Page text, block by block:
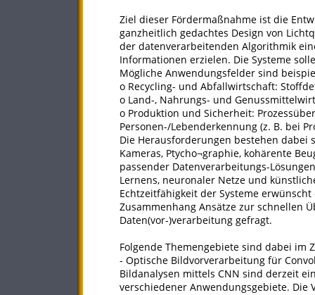
Ziel dieser Fördermaßnahme ist die
ganzheitlich gedachtes Design von
der datenverarbeitenden Algorithmik
Informationen erzielen. Die Systeme
Mögliche Anwendungsfelder sind
o Recycling- und Abfallwirtschaft:
o Land-, Nahrungs- und
o Produktion und Sicherheit:
Personen-/Lebenderkennung (z. B. bei
Die Herausforderungen bestehen dabei
Kameras, Ptycho¬graphie, kohärente
passender Datenverarbeitungs-
Lernens, neuronaler Netze und
Echtzeitfähigkeit der Systeme
Zusammenhang Ansätze zur schnellen
Daten(vor-)verarbeitung gefragt.
Folgende Themengebiete sind dabei im
- Optische Bildvorverarbeitung für
Bildanalysen mittels CNN sind derzeit
verschiedener Anwendungsgebiete.